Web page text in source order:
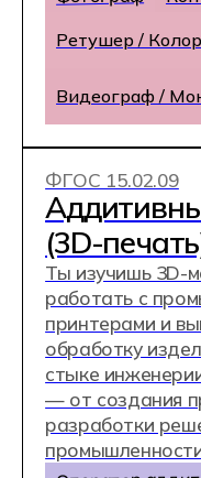
киберполигоны -
провести время ;-)
+7
Записаться на
После отправки
консультант. В нём
консультацию прямо
не дожидаясь